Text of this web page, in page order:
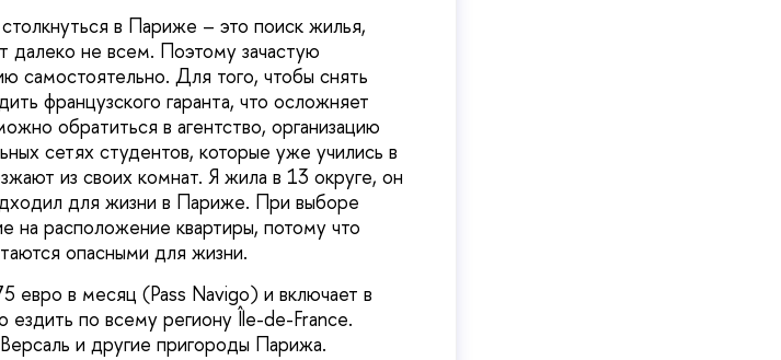
в Париже – это поиск жилья,
не всем. Поэтому зачастую
самостоятельно. Для того, чтобы снять
французского гаранта, что осложняет
обратиться в агентство, организацию
сетях студентов, которые уже учились в
из своих комнат. Я жила в 13 округе, он
для жизни в Париже. При выборе
на расположение квартиры, потому что
опасными для жизни.
евро в месяц (Pass Navigo) и включает в
по всему региону Île-de-France.
и другие пригороды Парижа.